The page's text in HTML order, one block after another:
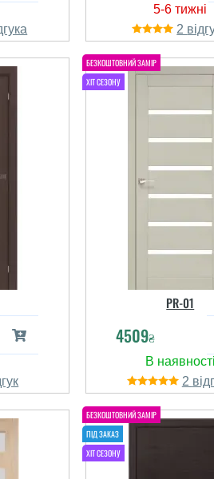
2
PR-01
4509₴
2